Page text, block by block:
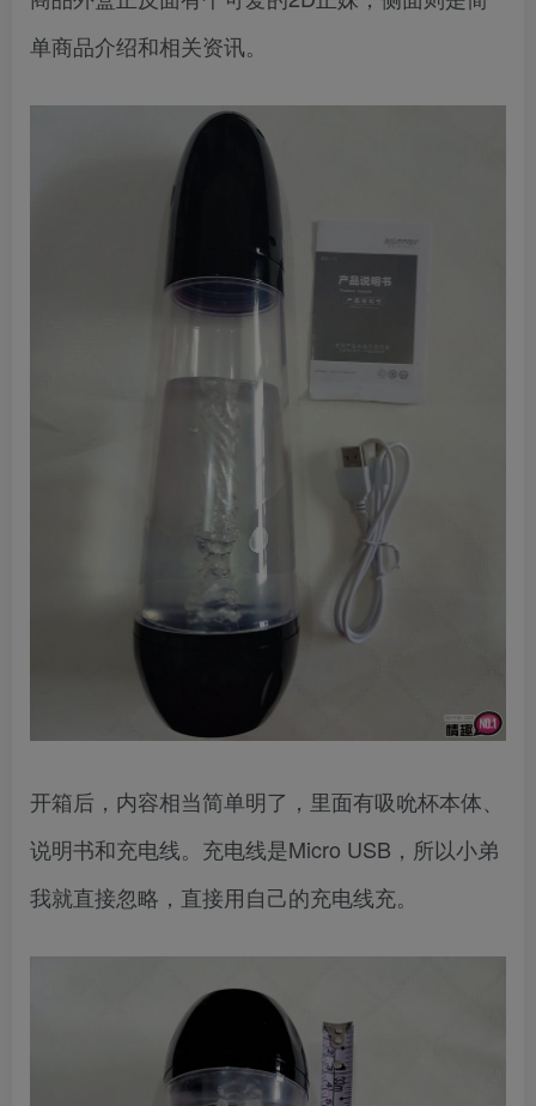
单商品介绍和相关资讯。
开箱后，内容相当简单明了，里面有吸吮杯本体、
说明书和充电线。充电线是Micro USB，所以小弟
我就直接忽略，直接用自己的充电线充。